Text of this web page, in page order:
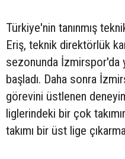
Türkiye'nin tanınmış
Eriş, teknik direktörlük
sezonunda İzmirspor'da
başladı. Daha sonra
görevini üstlenen
liglerindeki bir çok
takımı bir üst lige